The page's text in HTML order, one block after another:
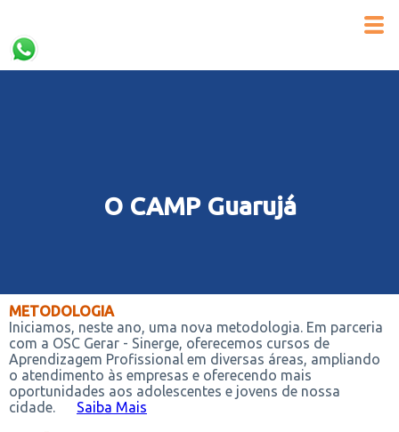
O CAMP Guarujá
METODOLOGIA
Iniciamos, neste ano, uma nova metodologia. Em parceria
com a OSC Gerar - Sinerge, oferecemos cursos de
Aprendizagem Profissional em diversas áreas, ampliando
o atendimento às empresas e oferecendo mais
oportunidades aos adolescentes e jovens de nossa
cidade.
Saiba Mais